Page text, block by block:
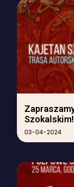
Szokalskim!
03-04-2024